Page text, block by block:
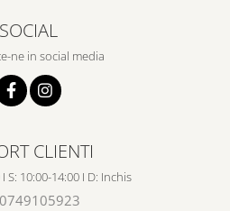
SOCIAL
ne in social media
CLIENTI
S: 10:00-14:00 I D: Inchis
0749105923